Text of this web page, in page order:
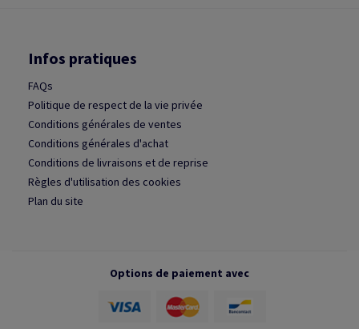
Infos pratiques
FAQs
Politique de respect de la vie privée
Conditions générales de ventes
Conditions générales d'achat
Conditions de livraisons et de reprise
Règles d'utilisation des cookies
Plan du site
Options de paiement avec